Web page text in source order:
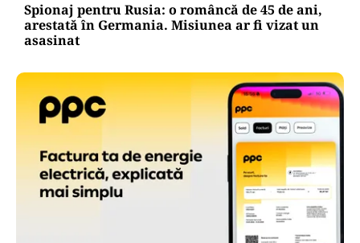
Spionaj pentru Rusia: o româncă de 45 de ani,
arestată în Germania. Misiunea ar fi vizat un
asasinat